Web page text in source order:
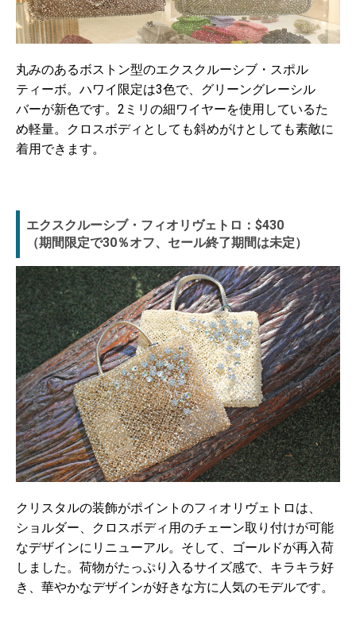
丸みのあるボストン型のエクスクルーシブ・スポル
ティーボ。ハワイ限定は3色で、グリーングレーシル
バーが新色です。2ミリの細ワイヤーを使用しているた
め軽量。クロスボディとしても斜めがけとしても素敵に
着用できます。
エクスクルーシブ・フィオリヴェトロ：$430
（期間限定で30％オフ、セール終了期間は未定）
クリスタルの装飾がポイントのフィオリヴェトロは、
ショルダー、クロスボディ用のチェーン取り付けが可能
なデザインにリニューアル。そして、ゴールドが再入荷
しました。荷物がたっぷり入るサイズ感で、キラキラ好
き、華やかなデザインが好きな方に人気のモデルです。